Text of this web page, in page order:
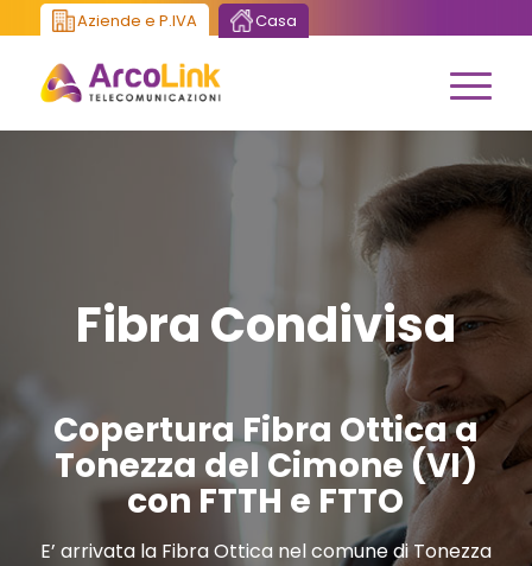
Aziende e P.IVA Casa
Fibra Condivisa
Copertura Fibra Ottica a
Tonezza del Cimone (VI)
con FTTH e FTTO
E’ arrivata la Fibra Ottica nel comune di Tonezza